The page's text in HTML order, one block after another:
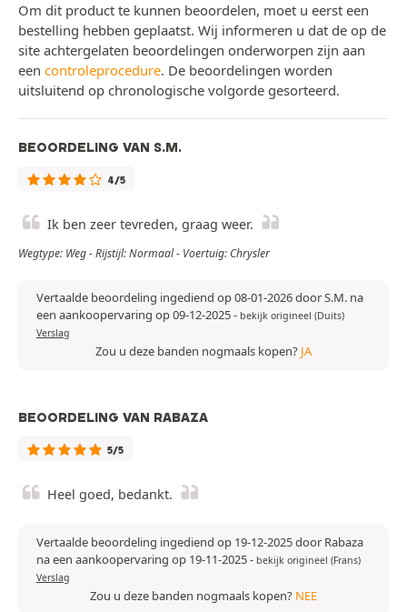
Om dit product te kunnen beoordelen, moet u eerst een
bestelling hebben geplaatst. Wij informeren u dat de op de
site achtergelaten beoordelingen onderworpen zijn aan
een controleprocedure. De beoordelingen worden
uitsluitend op chronologische volgorde gesorteerd.
BEOORDELING VAN S.M.
4/5
Ik ben zeer tevreden, graag weer.
Wegtype: Weg - Rijstijl: Normaal - Voertuig: Chrysler
Vertaalde beoordeling ingediend op 08-01-2026 door S.M. na
een aankoopervaring op 09-12-2025- bekijk origineel (Duits)
Verslag
Zou u deze banden nogmaals kopen? JA
BEOORDELING VAN RABAZA
5/5
Heel goed, bedankt.
Vertaalde beoordeling ingediend op 19-12-2025 door Rabaza
na een aankoopervaring op 19-11-2025- bekijk origineel (Frans)
Verslag
Zou u deze banden nogmaals kopen? NEE